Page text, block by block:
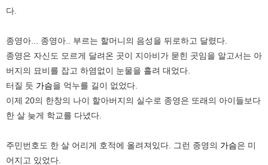
다.
종영아... 종영아.. 부르는 할머니의 음성을 뒤로하고 달렸다.
종영은 자신도 모르게 달려온 곳이 지아비가 묻힌 곳임을 알고서는 아
버지의 묘비를 잡고 하염없이 눈물을 흘려 대었다.
터질 듯 가슴을 억누를 길이 없었다.
이제 20의 한창의 나이 할아버지의 실수로 종영은 또래의 아이들보다
한 살 늦게 학교를 다녔다.
주민번호도 한 살 어리게 호적에 올려져있다. 그런 종영의 가슴은 미
어지고 있었다.